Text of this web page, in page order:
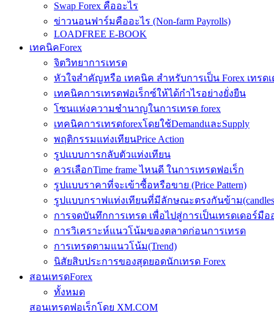
Swap Forex คืออะไร
ข่าวนอนฟาร์มคืออะไร (Non-farm Payrolls)
LOADFREE E-BOOK
เทคนิคForex
จิตวิทยาการเทรด
หัวใจสำคัญหรือ เทคนิค สำหรับการเป็น Forex เทรดเ
เทคนิคการเทรดฟอเร็กซ์ให้ได้กำไรอย่างยั่งยืน
โซนแห่งความชำนาญในการเทรด forex
เทคนิคการเทรดforexโดยใช้DemandและSupply
พฤติกรรมแท่งเทียนPrice Action
รูปแบบการกลับตัวแท่งเทียน
ควรเลือกTime frame ไหนดี ในการเทรดฟอเร็ก
รูปแบบราคาที่จะเข้าซื้อหรือขาย (Price Pattern)
รูปแบบกราฟแท่งเทียนที่มีลักษณะตรงกันข้าม
การจดบันทึกการเทรด เพื่อไปสู่การเป็นเทรดเดอร์มื
การวิเคราะห์แนวโน้มของตลาดก่อนการเทรด
การเทรดตามแนวโน้ม(Trend)
นิสัยสิบประการของสุดยอดนักเทรด Forex
สอนเทรดForex
ทั้งหมด
สอนเทรดฟอเร็กโดย XM.COM